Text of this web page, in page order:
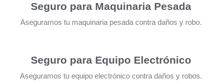
Seguro para Maquinaria Pesada
Aseguramos tu maquinaria pesada contra daños y robo.
Seguro para Equipo Electrónico
Aseguramos tu equipo electrónico contra daños y robos.